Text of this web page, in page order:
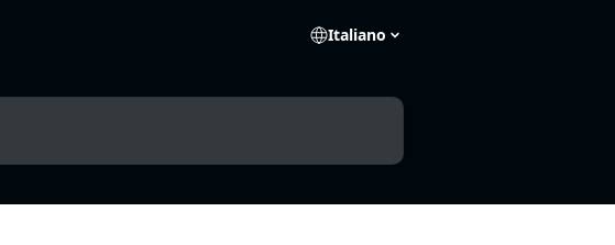
Italiano